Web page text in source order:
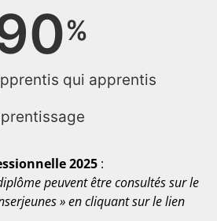
qui apprentis
%
2025 :
peuvent être consultés sur le
» en cliquant sur le lien